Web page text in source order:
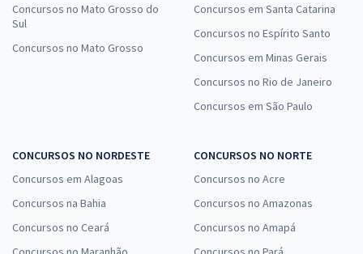
Concursos no Mato Grosso do
Sul
Concursos no Mato Grosso
Concursos em Santa Catarina
Concursos no Espírito Santo
Concursos em Minas Gerais
Concursos no Rio de Janeiro
Concursos em São Paulo
CONCURSOS NO NORDESTE
Concursos em Alagoas
Concursos na Bahia
Concursos no Ceará
CONCURSOS NO NORTE
Concursos no Acre
Concursos no Amazonas
Concursos no Amapá